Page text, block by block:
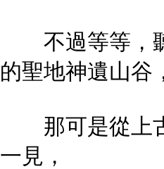
不過等等，聽
的聖地神遺山谷
那可是從上古
一見，